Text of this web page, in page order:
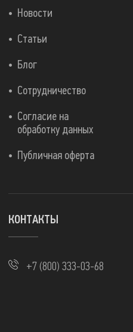
Новости
Статьи
Блог
Сотрудничество
Согласие на
обработку данных
Публичная оферта
КОНТАКТЫ
+7 (800) 333-03-68